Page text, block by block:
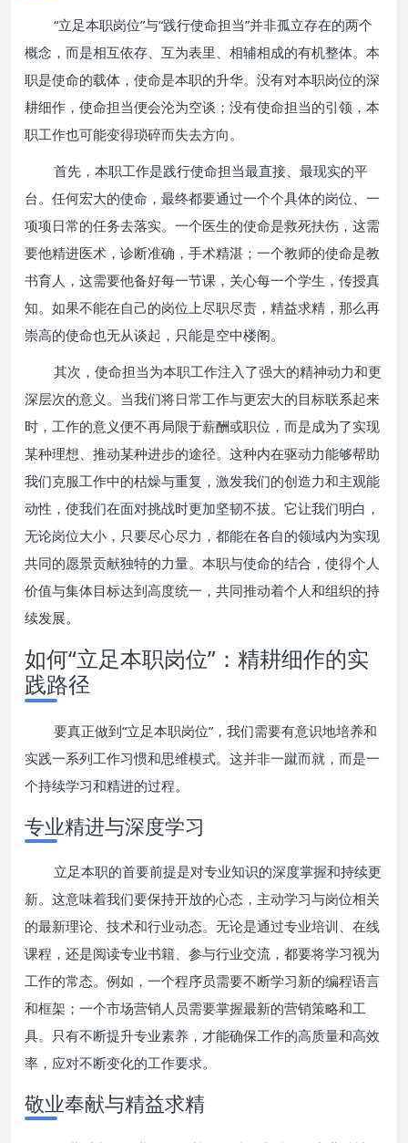
“立足本职岗位”与“践行使命担当”并非孤立存在的两个
概念，而是相互依存、互为表里、相辅相成的有机整体。本
职是使命的载体，使命是本职的升华。没有对本职岗位的深
耕细作，使命担当便会沦为空谈；没有使命担当的引领，本
职工作也可能变得琐碎而失去方向。
首先，本职工作是践行使命担当最直接、最现实的平
台。任何宏大的使命，最终都要通过一个个具体的岗位、一
项项日常的任务去落实。一个医生的使命是救死扶伤，这需
要他精进医术，诊断准确，手术精湛；一个教师的使命是教
书育人，这需要他备好每一节课，关心每一个学生，传授真
知。如果不能在自己的岗位上尽职尽责，精益求精，那么再
崇高的使命也无从谈起，只能是空中楼阁。
其次，使命担当为本职工作注入了强大的精神动力和更
深层次的意义。当我们将日常工作与更宏大的目标联系起来
时，工作的意义便不再局限于薪酬或职位，而是成为了实现
某种理想、推动某种进步的途径。这种内在驱动力能够帮助
我们克服工作中的枯燥与重复，激发我们的创造力和主观能
动性，使我们在面对挑战时更加坚韧不拔。它让我们明白，
无论岗位大小，只要尽心尽力，都能在各自的领域内为实现
共同的愿景贡献独特的力量。本职与使命的结合，使得个人
价值与集体目标达到高度统一，共同推动着个人和组织的持
续发展。
如何“立足本职岗位”：精耕细作的实
践路径
要真正做到“立足本职岗位”，我们需要有意识地培养和
实践一系列工作习惯和思维模式。这并非一蹴而就，而是一
个持续学习和精进的过程。
专业精进与深度学习
立足本职的首要前提是对专业知识的深度掌握和持续更
新。这意味着我们要保持开放的心态，主动学习与岗位相关
的最新理论、技术和行业动态。无论是通过专业培训、在线
课程，还是阅读专业书籍、参与行业交流，都要将学习视为
工作的常态。例如，一个程序员需要不断学习新的编程语言
和框架；一个市场营销人员需要掌握最新的营销策略和工
具。只有不断提升专业素养，才能确保工作的高质量和高效
率，应对不断变化的工作要求。
敬业奉献与精益求精